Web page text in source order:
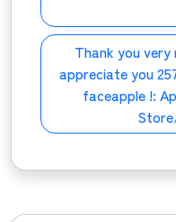
Thank you very
appreciate you 2571581 https://youtube.com
faceapple !: